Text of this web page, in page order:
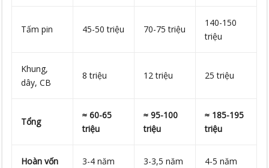
Tấm pin 45-50 triệu 70-75 triệu
140-150
triệu
Khung,
dây, CB
8 triệu 12 triệu 25 triệu
Tổng
≈ 60-65
triệu
≈ 95-100
triệu
≈ 185-195
triệu
Hoàn vốn 3-4 năm 3-3,5 năm 4-5 năm